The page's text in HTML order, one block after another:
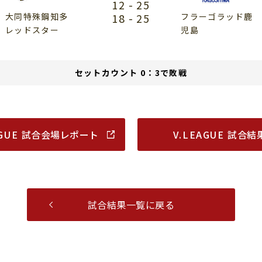
大同特殊鋼知多
レッドスター
12 - 25
18 - 25
フラーゴラッド鹿
児島
セットカウント 0：3で敗戦
試合会場レポート V.LEAGUE試合結
試合結果一覧に戻る